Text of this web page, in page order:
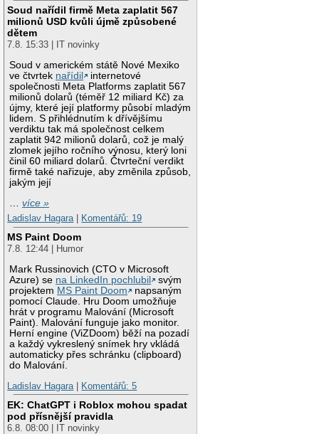
Soud nařídil firmě Meta zaplatit 567
milionů USD kvůli újmě způsobené
dětem
7.8. 15:33 | IT novinky
Soud v americkém státě Nové Mexiko
ve čtvrtek nařídil
internetové
společnosti Meta Platforms zaplatit 567
milionů dolarů (téměř 12 miliard Kč) za
újmy, které její platformy působí mladým
lidem. S přihlédnutím k dřívějšímu
verdiktu tak má společnost celkem
zaplatit 942 milionů dolarů, což je malý
zlomek jejího ročního výnosu, který loni
činil 60 miliard dolarů. Čtvrteční verdikt
firmě také nařizuje, aby změnila způsob,
jakým její
…více »
Ladislav Hagara| Komentářů: 19
MS Paint Doom
7.8. 12:44 | Humor
Mark Russinovich (CTO v Microsoft
Azure) se na LinkedIn pochlubil
svým
projektem MS Paint Doom
napsaným
pomocí Claude. Hru Doom umožňuje
hrát v programu Malování (Microsoft
Paint). Malování funguje jako monitor.
Herní engine (ViZDoom) běží na pozadí
a každý vykreslený snímek hry vkládá
automaticky přes schránku (clipboard)
do Malování.
Ladislav Hagara| Komentářů: 5
EK: ChatGPT i Roblox mohou spadat
pod přísnější pravidla
6.8. 08:00 | IT novinky